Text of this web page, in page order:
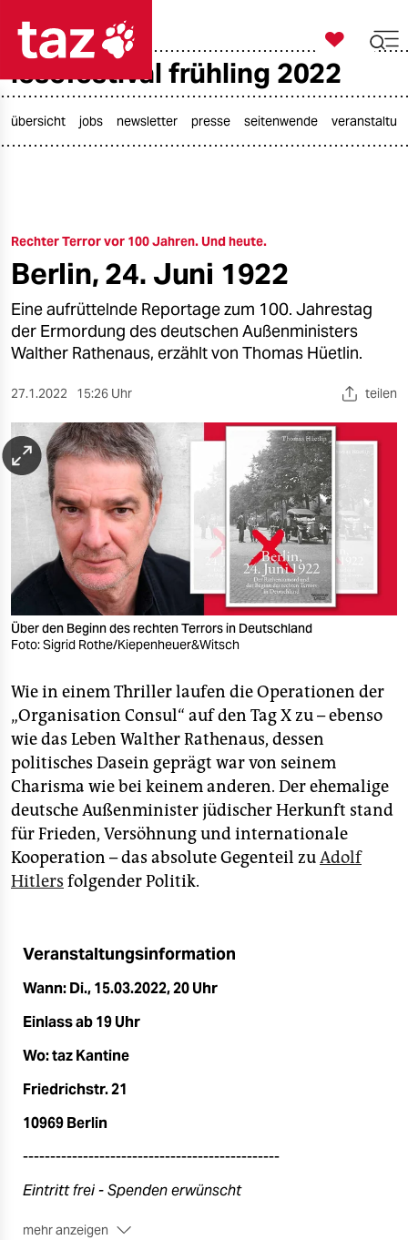
taz zahl ich
öko
gesellschaft
kultur
nord
wahrheit
verlag
verlag
veranstaltungen
shop
unterstützen
abo
genossenschaft
epaper login

taz zahl ich
lesefestival frühling 2022
übersicht jobs newsletter presse seitenwende
Rechter Terror vor 100 Jahren. Und heute.
Berlin, 24. Juni 1922
Eine aufrüttelnde Reportage zum 100. Jahrestag
der Ermordung des deutschen Außenministers
Walther Rathenaus, erzählt von Thomas Hüetlin.
27.1.2022 15:26 Uhr teilen
Über den Beginn des rechten Terrors in Deutschland
Foto: Sigrid Rothe/Kiepenheuer&Witsch
Wie in einem Thriller laufen die Operationen der
„Organisation Consul“ auf den Tag X zu – ebenso
wie das Leben Walther Rathenaus, dessen
politisches Dasein geprägt war von seinem
Charisma wie bei keinem anderen. Der ehemalige
deutsche Außenminister jüdischer Herkunft stand
für Frieden, Versöhnung und internationale
Kooperation – das absolute Gegenteil zuAdolf
Hitlers folgender Politik.
Veranstaltungsinformation
Wann: Di., 15.03.2022, 20 Uhr
Einlass ab 19 Uhr
Wo: taz Kantine
Friedrichstr. 21
10969 Berlin
-----------------------------------------------
Eintritt frei- Spenden erwünscht
mehr anzeigen